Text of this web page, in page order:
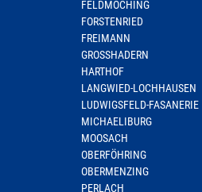
FELDMOCHING
FORSTENRIED
FREIMANN
GROSSHADERN
HARTHOF
LANGWIED-LOCHHAUSEN
LUDWIGSFELD-FASANERIE
MICHAELIBURG
MOOSACH
OBERFÖHRING
OBERMENZING
PERLACH